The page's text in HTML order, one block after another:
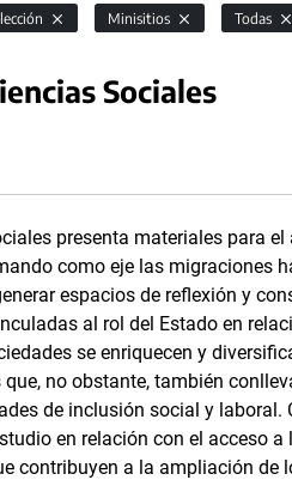
Minisitios Todas
Sociales
presenta materiales para
como eje las migraciones
espacios de reflexión y
al rol del Estado en
se enriquecen y
no obstante, también
de inclusión social y laboral.
en relación con el acceso
contribuyen a la ampliación de